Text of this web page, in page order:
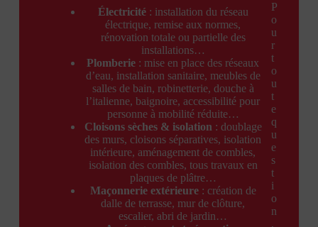
Électricité: installation du réseau
électrique, remise aux normes,
rénovation totale ou partielle des
installations…
Plomberie : mise en place des réseaux
d’eau, installation sanitaire, meubles de
salles de bain, robinetterie, douche à
l’italienne, baignoire, accessibilité pour
personne à mobilité réduite…
Cloisons sèches & isolation : doublage
des murs, cloisons séparatives, isolation
intérieure, aménagement de combles,
isolation des combles, tous travaux en
plaques de plâtre…
Maçonnerie extérieure: création de
dalle de terrasse, mur de clôture,
escalier, abri de jardin…
P
o
u
r
t
o
u
t
e
q
u
e
s
t
i
o
n
,